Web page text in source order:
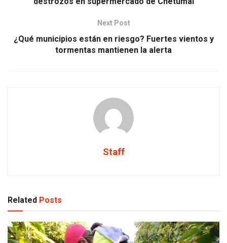
Next Post
¿Qué municipios están en riesgo? Fuertes vientos y
tormentas mantienen la alerta
Staff
Related Posts